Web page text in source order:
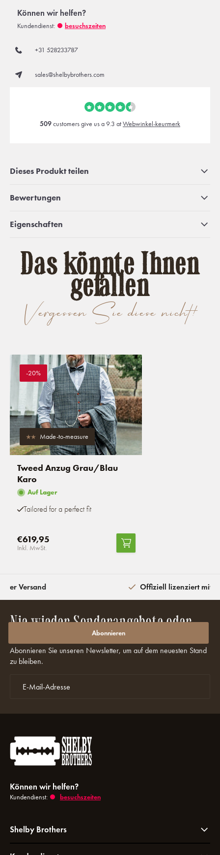
Können wir helfen?
Kundendienst: besuchszeiten
+31 528233787
sales@shelbybrothers.com
509customers give us a 9.3 atWebwinkel-keurmerk
Dieses Produkt teilen
Bewertungen
Eigenschaften
Vergessen Sie diese nicht!
Das könnte Ihnen
gefallen
-20%
Made-to-measure
Tweed Anzug Grau/Blau
Karo
Auf Lager
Tailored for a perfect fit
€619,95
Inkl. MwSt.
Versand Offiziell lizenziert mit
Nie wieder Sonderangebote oder
Rabatte verpassen?
Abonnieren Sie unseren Newsletter, um auf dem neuesten Stand
zu bleiben.
Abonnieren
Können wir helfen?
Kundendienst: besuchszeiten
Shelby Brothers